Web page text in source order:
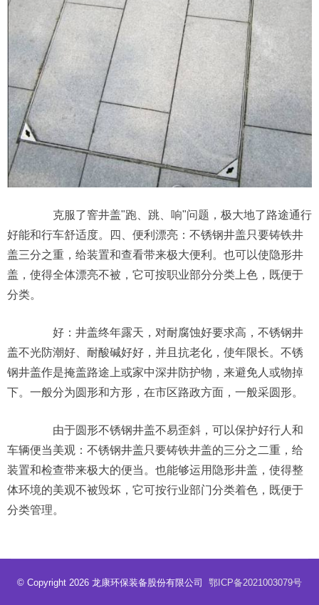
克服了窨井盖"跑、跳、响"问题，极大地了路途通行
好能和行车舒适度。四、便利漂亮：不锈钢井盖只要铸铁井
盖三分之重，给装置和查看带来极大便利。也可以使隐形井
盖，使得全体漂亮不被，它可按职业部分分类上色，既便于
分类。
好：井盖终年露天，对耐腐蚀好要求高，不锈钢井
盖不光防潮好、耐酸碱好好，并且抗老化，使年限长。不锈
钢井盖作是掩盖路途上或家中深井防护物，来避免人或物掉
下。一般分为圆形和方形，在市区路政方面，一般采圆形。
由于圆形不锈钢井盖不易歪斜，可以保护好行人和
车辆便当美观：不锈钢井盖只要铸铁井盖的三分之二重，给
装置和检查带来极大的便当。也能够运用隐形井盖，使得整
体环境的美观不被毁坏，它可按行业部门分类着色，既便于
分类管理。
© Copyright 2026 龙康环保装备股份有限公司 鄂ICP备2021003079号